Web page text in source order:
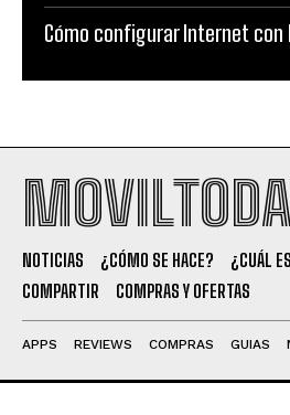
Cómo configurar Internet con
NOTICIAS ¿CÓMO SE HACE?
¿CUÁL
COMPARTIR
COMPRAS Y OFERTAS
APPS REVIEWS COMPRAS GUIAS